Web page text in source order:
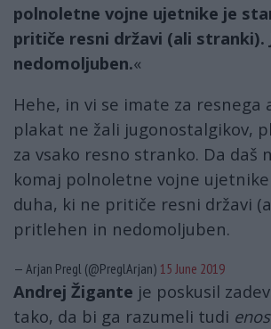
polnoletne vojne ujetnike je
pritiče resni državi (ali stranki).
nedomoljuben.«
Hehe, in vi se imate za resnega
plakat ne žali jugonostalgikov,
za vsako resno stranko. Da daš
komaj polnoletne vojne
duha, ki ne pritiče resni državi
pritlehen in nedomoljuben.
— Arjan Pregl (@PreglArjan) 15 June 2019
Andrej Žigante je poskusil
tako, da bi ga razumeli tudi